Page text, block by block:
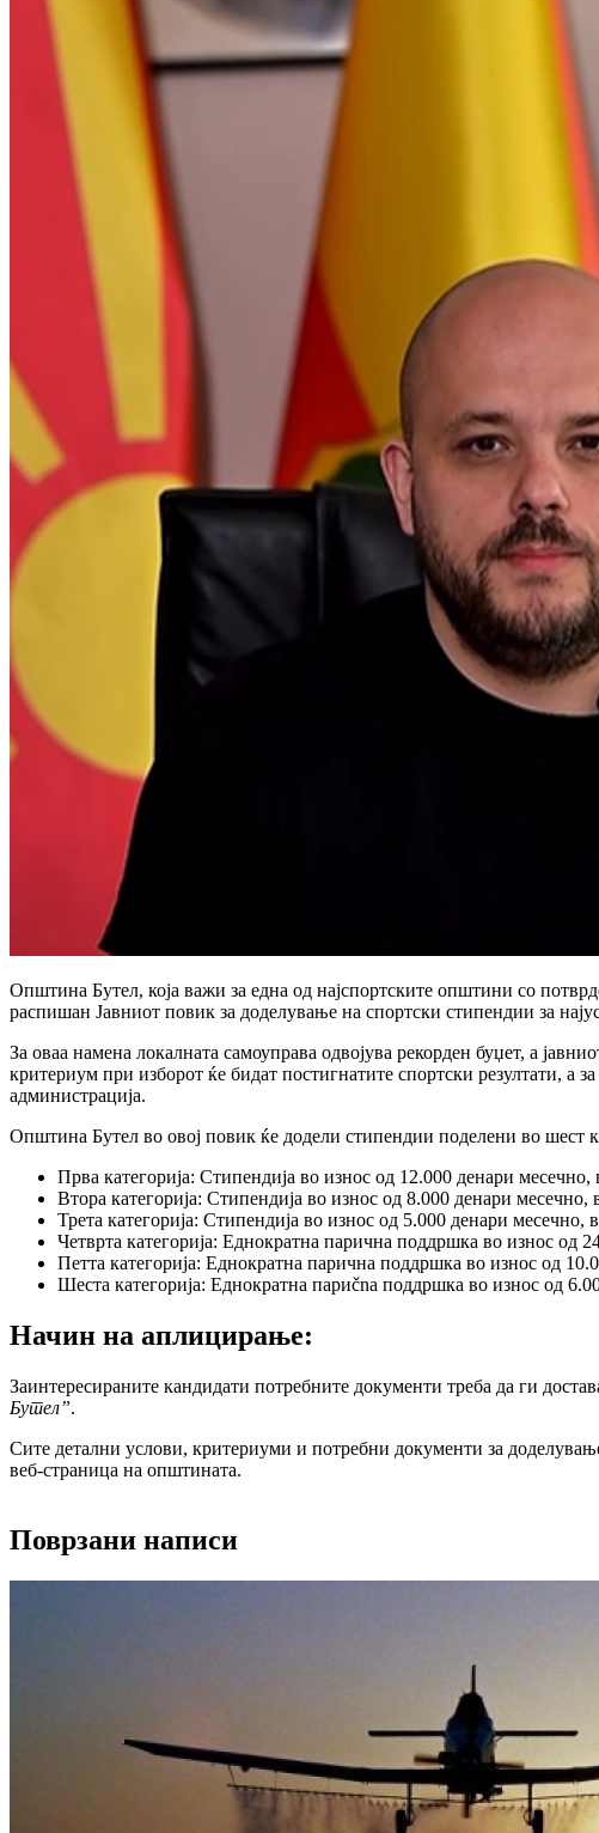
Општина Бутел, која важи за една од најспортските општини со
распишан Јавниот повик за доделување на спортски стипендии за
За оваа намена локалната самоуправа одвојува рекорден буџет, а
критериум при изборот ќе бидат постигнатите спортски резултати, а
администрација.
Општина Бутел во овој повик ќе додели стипендии поделени во шест
Прва категорија: Стипендија во износ од 12.000 денари
Втора категорија: Стипендија во износ од 8.000 денари
Трета категорија: Стипендија во износ од 5.000 денари месечно,
Четврта категорија: Еднократна парична поддршка во износ од
Петта категорија: Еднократна парична поддршка во износ од
Шеста категорија: Еднократна париčna поддршка во износ од
Начин на аплицирање:
Заинтересираните кандидати потребните документи треба да ги
Бутел”.
Сите детални услови, критериуми и потребни документи за
веб-страница на општината.
Поврзани написи